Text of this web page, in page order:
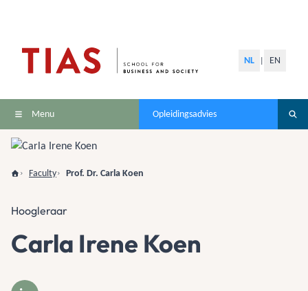
NL EN
Menu Opleidingsadvies
Faculty Prof. Dr. Carla Koen
Hoogleraar
Carla Irene Koen